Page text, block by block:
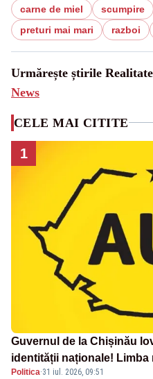
carne de miel scumpire
preturi mai mari
razboi
Urmărește știrile
News
CELE MAI CITITE
1
Guvernul de la Chișinău
identității naționale! Limba
economisește! Limba
Politica·31 iul. 2026, 09:51